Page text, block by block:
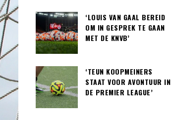
‘LOUIS VAN GAAL BEREID
OM IN GESPREK TE GAAN
MET DE KNVB’
‘TEUN KOOPMEINERS
STAAT VOOR AVONTUUR IN
DE PREMIER LEAGUE’